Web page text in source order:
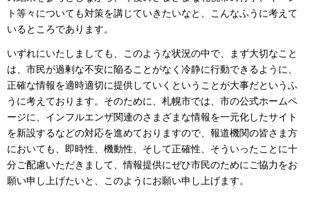
ト等々についても対策を講じていきたいなと、こんなふうに考えて
いるところであります。
いずれにいたしましても、このような状況の中で、まず大切なこと
は、市民が過剰な不安に陥ることがなく冷静に行動できるように、
正確な情報を適時適切に提供していくということが大事だというふ
うに考えております。そのために、札幌市では、市の公式ホームペ
ージに、インフルエンザ関連のさまざまな情報を一元化したサイト
を新設するなどの対応を進めておりますので、報道機関の皆さま方
においても、即時性、機動性、そして正確性、そういったことに十
分ご配慮いただきまして、情報提供にぜひ市民のためにご協力をお
願い申し上げたいと、このようにお願い申し上げます。